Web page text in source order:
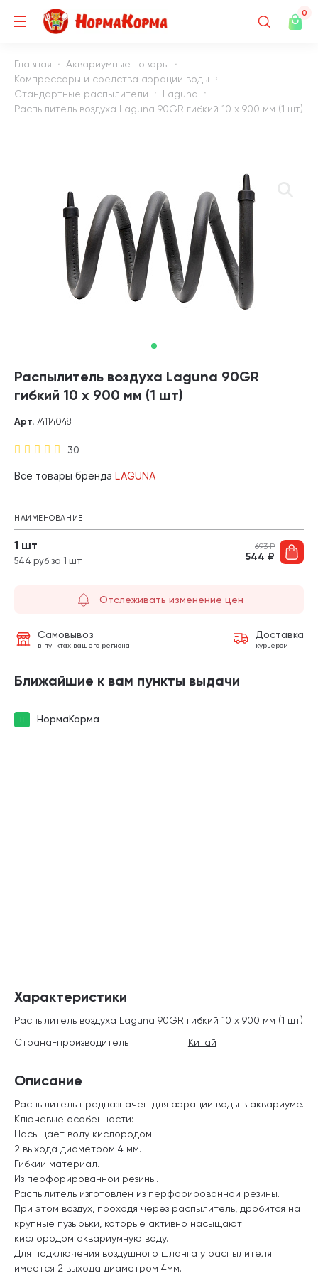
0
Главная
Аквариумные товары
Компрессоры и средства аэрации воды
Стандартные распылители
Laguna
Распылитель воздуха Laguna 90GR гибкий 10 х 900 мм (1 шт)
Распылитель воздуха Laguna 90GR
гибкий 10 х 900 мм (1 шт)
30
Арт. 74114048
Все товары бренда LAGUNA
НАИМЕНОВАНИЕ
1 шт
544 руб за 1 шт
693₽
544 ₽
Отслеживать изменение цен
Самовывоз
в пунктах вашего региона
Доставка
курьером
Ближайшие к вам пункты выдачи
НормаКорма
Описание
Распылитель предназначен для аэрации воды в аквариуме.
Ключевые особенности:
Насыщает воду кислородом.
2 выхода диаметром 4 мм.
Гибкий материал.
Из перфорированной резины.
Распылитель изготовлен из перфорированной резины.
При этом воздух, проходя через распылитель, дробится на
крупные пузырьки, которые активно насыщают
кислородом аквариумную воду.
Для подключения воздушного шланга у распылителя
имеется 2 выхода диаметром 4мм.
Характеристики
Распылитель воздуха Laguna 90GR гибкий 10 х 900 мм (1 шт)
Страна-производитель
Китай